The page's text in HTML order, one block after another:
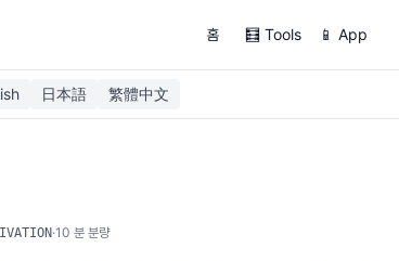
홈 🧮 Tools 📱 App
日本語 繁體中文
·10 분 분량